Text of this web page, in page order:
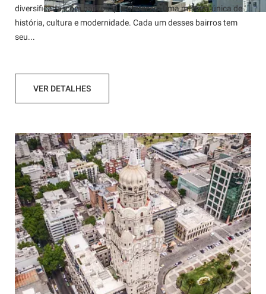
diversificada, com bairros que oferecem uma mistura única de
história, cultura e modernidade. Cada um desses bairros tem
seu...
VER DETALHES